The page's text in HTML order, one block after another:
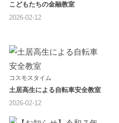
こどもたちの金融教室
2026-02-12
コスモスタイム
土居高生による自転車安全教室
2026-02-12